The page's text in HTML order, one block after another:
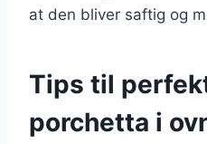
at den bliver saftig og
Tips til
porchetta i